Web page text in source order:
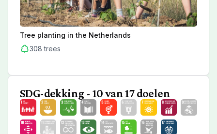
Tree planting in the Netherlands
308 trees
SDG-dekking - 10 van 17 doelen